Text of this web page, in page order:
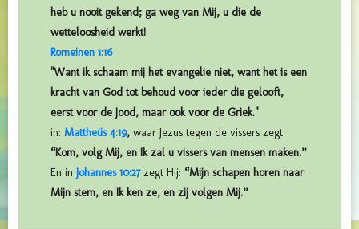
heb u nooit gekend; ga weg van Mij, u die de
wetteloosheid werkt!
Romeinen 1:16
"Want ik schaam mij het evangelie niet, want het is een
kracht van God tot behoud voor ieder die gelooft,
eerst voor de Jood, maar ook voor de Griek."
in: Mattheüs 4:19, waar Jezus tegen de vissers zegt:
“Kom, volg Mij, en Ik zal u vissers van mensen maken.”
En in Johannes 10:27 zegt Hij: “Mijn schapen horen naar
Mijn stem, en Ik ken ze, en zij volgen Mij.”